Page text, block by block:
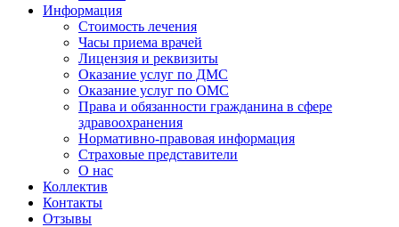
Информация
Стоимость лечения
Часы приема врачей
Лицензия и реквизиты
Оказание услуг по ДМС
Оказание услуг по ОМС
Права и обязанности гражданина в сфере
здравоохранения
Нормативно-правовая информация
Страховые представители
О нас
Коллектив
Контакты
Отзывы